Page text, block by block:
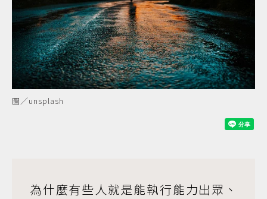
圖／unsplash
為什麼有些人就是能執行能力出眾、